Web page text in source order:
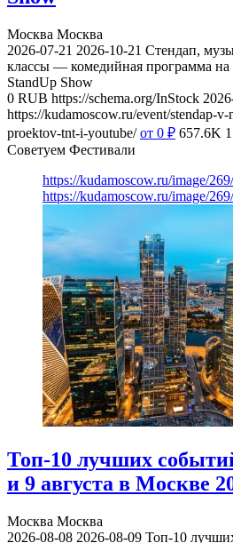
Москва Москва
2026-07-21 2026-10-21 Стендап,
классы — комедийная программа
StandUp Show
0 RUB https://schema.org/InStock
https://kudamoscow.ru/event/stendap-
proektov-tnt-i-youtube/ от 0 ₽ 657.6K
Советуем Фестивали
https://kudamoscow.ru/image/
https://kudamoscow.ru/image/
Топ-10 лучших
и 9 августа в Москве
Москва Москва
2026-08-08 2026-08-09 Топ-10